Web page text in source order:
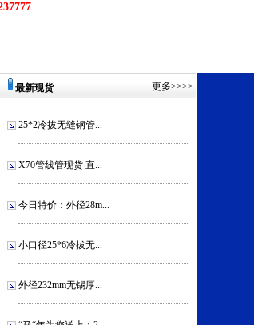
最新现货 更多>>>>
25*2冷拔无缝钢管...
X70管线管现货 直...
今日特价：外径28m...
小口径25*6冷拔无...
外径232mm无锡厚...